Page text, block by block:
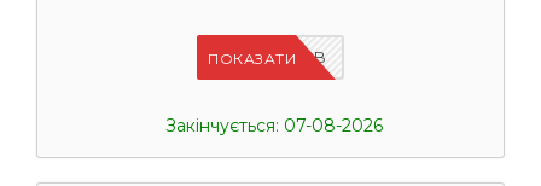
IFPIMPAB
ПОКАЗАТИ
Закінчується: 07-08-2026